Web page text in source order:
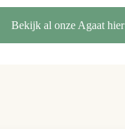
Bekijk al onze Agaat hier